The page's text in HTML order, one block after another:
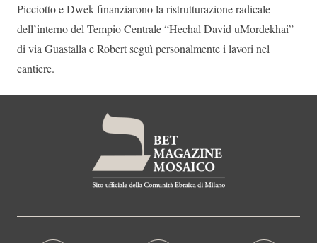
Picciotto e Dwek finanziarono la ristrutturazione radicale
dell’interno del Tempio Centrale “Hechal David uMordekhai”
di via Guastalla e Robert seguì personalmente i lavori nel
cantiere.